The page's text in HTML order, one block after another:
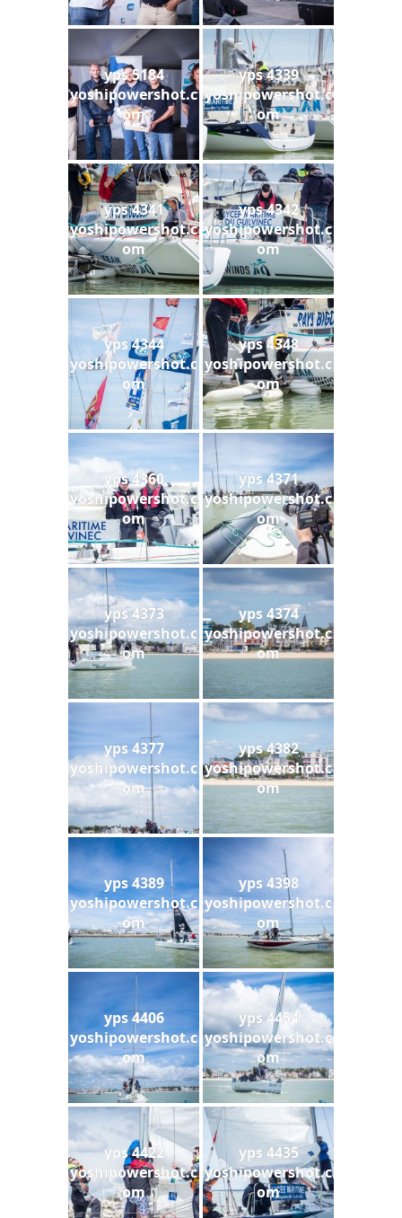
yps 5184
yoshipowershot.c
om
yps 4339
yoshipowershot.c
om
yps 4341
yoshipowershot.c
om
yps 4342
yoshipowershot.c
om
yps 4344
yoshipowershot.c
om
yps 4348
yoshipowershot.c
om
yps 4360
yoshipowershot.c
om
yps 4371
yoshipowershot.c
om
yps 4373
yoshipowershot.c
om
yps 4374
yoshipowershot.c
om
yps 4377
yoshipowershot.c
om
yps 4382
yoshipowershot.c
om
yps 4389
yoshipowershot.c
om
yps 4398
yoshipowershot.c
om
yps 4406
yoshipowershot.c
om
yps 4454
yoshipowershot.c
om
yps 4422
yoshipowershot.c
om
yps 4435
yoshipowershot.c
om